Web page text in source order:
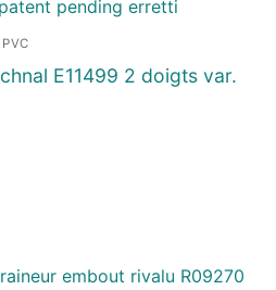
E11499 2 doigts var.